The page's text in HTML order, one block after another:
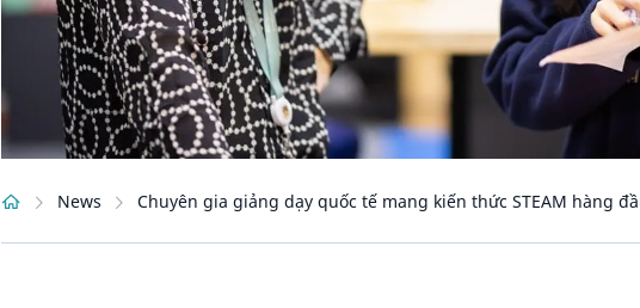
News Chuyên gia giảng dạy quốc tế mang kiến thức STEAM hàng